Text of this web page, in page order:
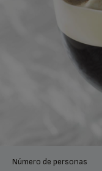
Número de personas